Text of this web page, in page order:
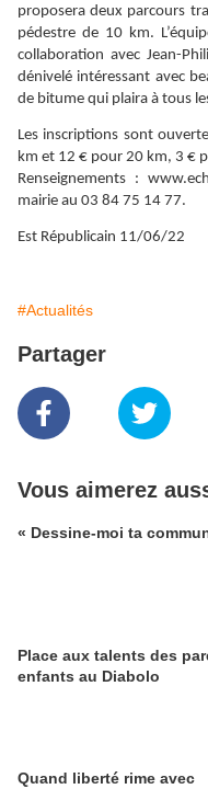
proposera deux parcours
pédestre de 10 km.
collaboration avec Jean-
dénivelé intéressant avec
de bitume qui plaira à tous
Les inscriptions sont
km et 12 € pour 20 km, 3 €
Renseignements :
mairie au 03 84 75 14 77.
Est Républicain 11/06/22
#Actualités
Partager
Vous aimerez
« Dessine-moi ta
Place aux talents des
enfants au Diabolo
Quand liberté rime avec